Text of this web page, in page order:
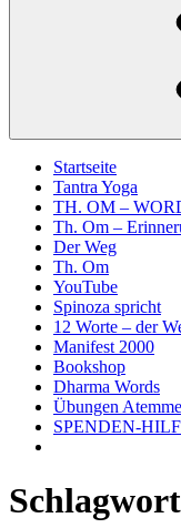
Startseite
Tantra Yoga
TH. OM –
Th. Om –
Der Weg
Th. Om
YouTube
Spinoza spricht
12 Worte – der
Manifest 2000
Bookshop
Dharma Words
Übungen
SPENDEN-